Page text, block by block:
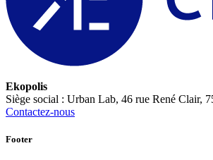
Ekopolis
Siège social : Urban Lab, 46 rue René Clair,
Contactez-nous
Footer